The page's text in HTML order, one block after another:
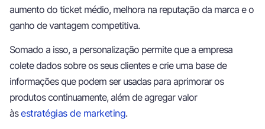
aumento do ticket médio, melhora na reputação da marca e o
ganho de vantagem competitiva.
Somado a isso, a personalização permite que a empresa
colete dados sobre os seus clientes e crie uma base de
informações que podem ser usadas para aprimorar os
produtos continuamente, além de agregar valor
àsestratégias de marketing.